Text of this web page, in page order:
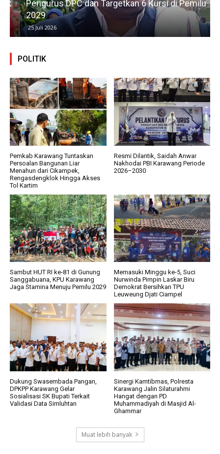
Pengurus DPC dan Targetkan 6 Kursi di Pemilu
2029
25 Juli 2026
POLITIK
Pemkab Karawang Tuntaskan
Persoalan Bangunan Liar
Menahun dari Cikampek,
Rengasdengklok Hingga Akses
Tol Kartim
Resmi Dilantik, Saidah Anwar
Nakhodai PBI Karawang Periode
2026–2030
Sambut HUT RI ke-81 di Gunung
Sanggabuana, KPU Karawang
Jaga Stamina Menuju Pemilu 2029
Memasuki Minggu ke-5, Suci
Nurwinda Pimpin Laskar Biru
Demokrat Bersihkan TPU
Leuweung Djati Ciampel
Dukung Swasembada Pangan,
DPKPP Karawang Gelar
Sosialisasi SK Bupati Terkait
Validasi Data Simluhtan
Sinergi Kamtibmas, Polresta
Karawang Jalin Silaturahmi
Hangat dengan PD
Muhammadiyah di Masjid Al-
Ghammar
Muat lebih banyak